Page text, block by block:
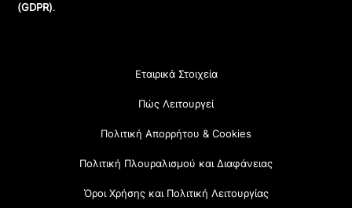
(GDPR).
Εταιρικά Στοιχεία
Πώς Λειτουργεί
Πολιτική Απορρήτου & Cookies
Πολιτική Πλουραλισμού και Διαφάνειας
Όροι Χρήσης και Πολιτική Λειτουργίας